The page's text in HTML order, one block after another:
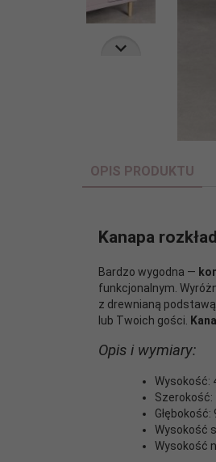
OPIS PRODUKTU
Kanapa
Bardzo wygodna —
funkcjonalnym.
z drewnianą
lub Twoich gości.
Opis i wymiary:
Wysokość:
Szerokość:
Wysokość
Wysokość